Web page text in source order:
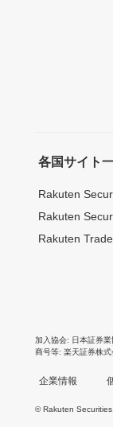
各国サイト
Rakuten
Rakuten
Rakuten
加入協会 日本証券業
商号等 楽天証券株
企業情報
© Rakuten